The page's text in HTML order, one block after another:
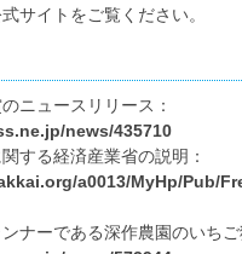
サイトをご覧ください。
ニュースリリース：
news/435710
する経済産業省の説明：
a0013/MyHp/Pub/
ナーである深作農園のいちご